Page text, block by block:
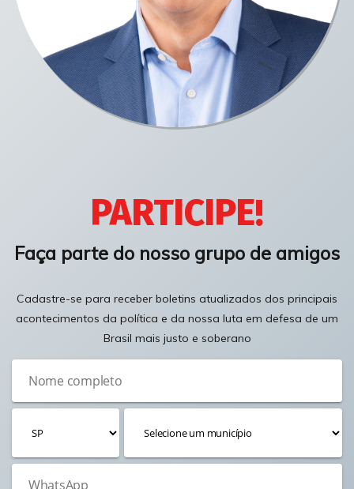
PARTICIPE!
Faça parte do nosso grupo de amigos
Cadastre-se para receber boletins atualizados dos principais
acontecimentos da política e da nossa luta em defesa de um
Brasil mais justo e soberano